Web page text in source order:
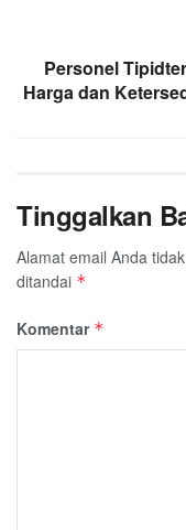
Personel
Harga dan
Tinggalkan
Alamat email Anda
ditandai *
Komentar *